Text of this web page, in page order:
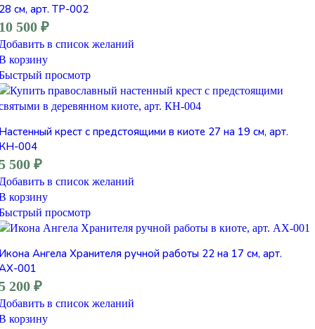
см, арт. ТР-002
500 ₽
в список желаний
корзину
просмотр
крест с предстоящими в киоте 27 на 19 см, арт.
004
500 ₽
в список желаний
корзину
просмотр
Ангела Хранителя ручной работы 22 на 17 см, арт.
001
200 ₽
в список желаний
корзину